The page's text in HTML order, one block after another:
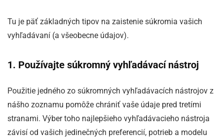
Tu je päť základných tipov na zaistenie súkromia vašich
vyhľadávaní (a všeobecne údajov).
1. Používajte súkromný vyhľadávací nástroj
Použitie jedného zo súkromných vyhľadávacích nástrojov z
nášho zoznamu pomôže chrániť vaše údaje pred tretími
stranami. Výber toho najlepšieho vyhľadávacieho nástroja
závisí od vašich jedinečných preferencií, potrieb a modelu